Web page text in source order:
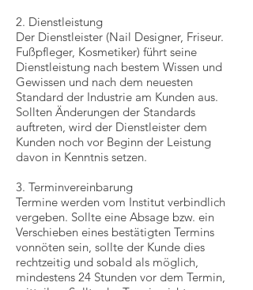
2. Dienstleistung
Der Dienstleister (Nail Designer, Friseur.
Fußpfleger, Kosmetiker) führt seine
Dienstleistung nach bestem Wissen und
Gewissen und nach dem neuesten
Standard der Industrie am Kunden aus.
Sollten Änderungen der Standards
auftreten, wird der Dienstleister dem
Kunden noch vor Beginn der Leistung
davon in Kenntnis setzen.
3. Terminvereinbarung
Termine werden vom Institut verbindlich
vergeben. Sollte eine Absage bzw. ein
Verschieben eines bestätigten Termins
vonnöten sein, sollte der Kunde dies
rechtzeitig und sobald als möglich,
mindestens 24 Stunden vor dem Termin,